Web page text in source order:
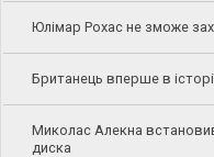
Юлімар Рохас не зможе
Британець вперше в
Миколас Алекна
диска